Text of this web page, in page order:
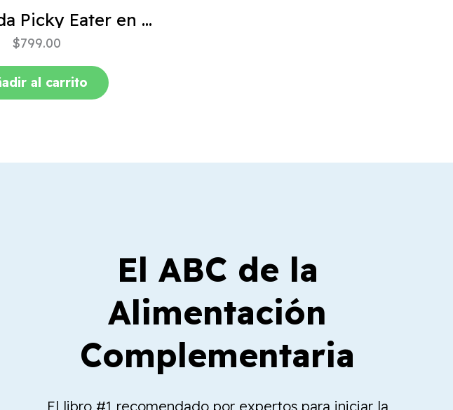
Libro Ayuda Picky Eater en casa
$799.00
al carrito
El ABC de la
Alimentación
Complementaria
El libro #1 recomendado por expertos para iniciar la